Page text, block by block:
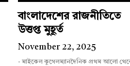
বাংলাদেশের রাজনীতিতে
উত্তপ্ত মুহূর্ত
November 22, 2025
- মাইকেল কুগেলম্যানদৈনিক প্রথম আলো